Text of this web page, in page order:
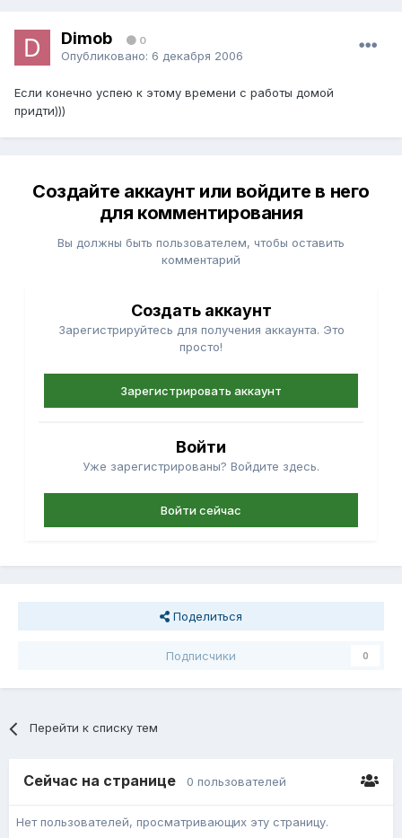
Dimob 0
Опубликовано: 6 декабря 2006
Если конечно успею к этому времени с работы домой
придти)))
Создайте аккаунт или войдите в него
для комментирования
Вы должны быть пользователем, чтобы оставить
комментарий
Создать аккаунт
Зарегистрируйтесь для получения аккаунта. Это
просто!
Зарегистрировать аккаунт
Войти
Уже зарегистрированы? Войдите здесь.
Войти сейчас
Поделиться
Подписчики 0
Перейти к списку тем
Сейчас на странице 0 пользователей
Нет пользователей, просматривающих эту страницу.